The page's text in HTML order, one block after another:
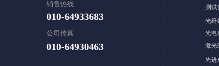
先进
公司传真
010-64933683
010-64930463
销售热线
测试
光纤
光电
激光